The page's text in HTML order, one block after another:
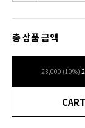
총 상품 금액
23,000 (10%)
CART